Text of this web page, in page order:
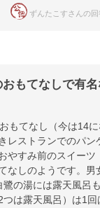
ずんたこすさんの回
もてなしで有
もてなし（今は14
レストランでのパン
やすみ前のスイーツ
なしのようです。男
の湯には露天風呂
つは露天風呂）は1回